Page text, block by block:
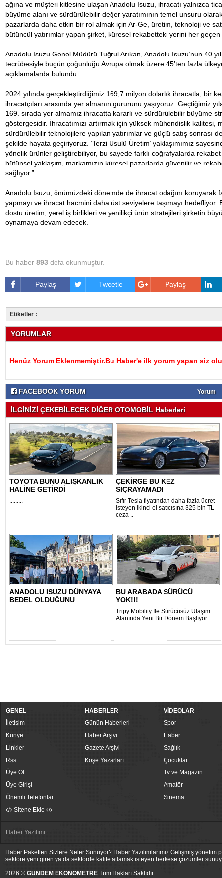
ağına ve müşteri kitlesine ulaşan Anadolu Isuzu, ihracatı yalnızca
büyüme alanı ve sürdürülebilir değer yaratımının temel unsuru
pazarlarda daha etkin bir rol almak için Ar-Ge, üretim, teknoloji ve
bütüncül yatırımlar yapan şirket, küresel rekabetteki yerini her geçen
Anadolu Isuzu Genel Müdürü Tuğrul Arıkan, Anadolu Isuzu’nun 40
tecrübesiyle bugün çoğunluğu Avrupa olmak üzere 45’ten fazla
açıklamalarda bulundu:
2024 yılında gerçekleştirdiğimiz 169,7 milyon dolarlık ihracatla, bir
ihracatçıları arasında yer almanın gururunu yaşıyoruz. Geçtiğimiz
169. sırada yer almamız ihracatta kararlı ve sürdürülebilir büyüme
göstergesidir. İhracatımızı artırmak için yüksek mühendislik kalitesi,
sürdürülebilir teknolojilere yapılan yatırımlar ve güçlü satış sonrası
şekilde hayata geçiriyoruz. ‘Terzi Usulü Üretim’ yaklaşımımız
yönelik ürünler geliştirebiliyor, bu sayede farklı coğrafyalarda
bütünsel yaklaşım, markamızın küresel pazarlarda güvenilir ve
sağlıyor.”
Anadolu Isuzu, önümüzdeki dönemde de ihracat odağını koruyarak
yapmayı ve ihracat hacmini daha üst seviyelere taşımayı
dostu üretim, yerel iş birlikleri ve yenilikçi ürün stratejileri şirketin
oynamaya devam edecek.
Bu haber 893 defa okunmuştur.
Paylaş Tweetle Paylaş
Etiketler :
YORUMLAR
Henüz Yorum Eklenmemiştir.Bu Haber'e ilk yorum yapan siz
FACEBOOK YORUM Yorum
İLGİNİZİ ÇEKEBİLECEK DİĞER OTOMOBİL Haberleri
TOYOTA BUNU ALIŞKANLIK
HALİNE GETİRDİ
.........
ÇEKİRGE BU KEZ
SIÇRAYAMADI
Sıfır Tesla fiyatından daha fazla ücret
isteyen ikinci el satıcısına 325 bin TL
ceza ..
ANADOLU ISUZU DÜNYAYA
BEDEL OLDUĞUNU
KANITLIYOR
.........
BU ARABADA SÜRÜCÜ
YOK!!!
Tripy Mobility İle Sürücüsüz Ulaşım
Alanında Yeni Bir Dönem Başlıyor
GENEL
İletişim
Künye
Linkler
Rss
Üye Ol
Üye Girişi
Önemli Telefonlar
Sitene Ekle
HABERLER
Günün Haberleri
Haber Arşivi
Gazete Arşivi
Köşe Yazarları
VİDEOLAR
Spor
Haber
Sağlık
Çocuklar
Tv ve Magazin
Amatör
Sinema
Haber Yazılımı
Haber Paketleri Sizlere Neler Sunuyor? Haber Yazılımlarımız Gelişmiş
sektöre yeni giren ya da sektörde kalite atlamak isteyen herkese çözümler
2026 © GÜNDEM EKONOMETRE Tüm Hakları Saklıdır.